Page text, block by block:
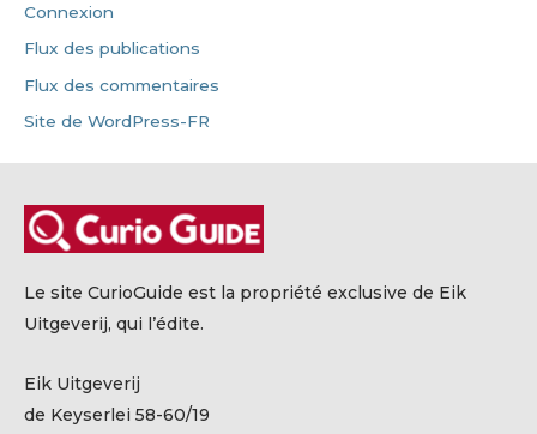
Connexion
Flux des publications
Flux des commentaires
Site de WordPress-FR
Le site CurioGuide est la propriété exclusive de Eik
Uitgeverij, qui l’édite.
Eik Uitgeverij
de Keyserlei 58-60/19